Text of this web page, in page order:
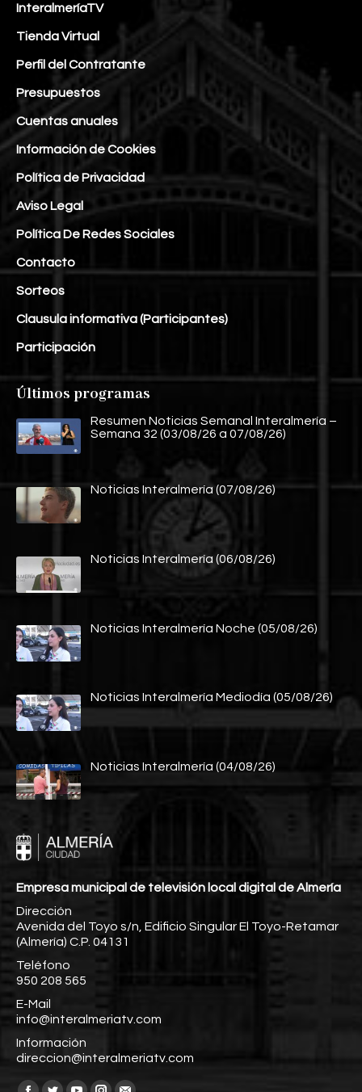
InteralmeríaTV
Tienda Virtual
Perfil del Contratante
Presupuestos
Cuentas anuales
Información de Cookies
Política de Privacidad
Aviso Legal
Política De Redes Sociales
Contacto
Sorteos
Clausula informativa (Participantes)
Participación
Últimos programas
Resumen Noticias Semanal Interalmería –
Semana 32 (03/08/26 a 07/08/26)
Noticias Interalmería (07/08/26)
Noticias Interalmería (06/08/26)
Noticias Interalmería Noche (05/08/26)
Noticias Interalmería Mediodía (05/08/26)
Noticias Interalmería (04/08/26)
Empresa municipal de televisión local digital de Almería
Dirección
Avenida del Toyo s/n, Edificio Singular El Toyo-Retamar
(Almería) C.P. 04131
Teléfono
950 208 565
E-Mail
info@interalmeriatv.com
Información
direccion@interalmeriatv.com
Encuéntranos en: